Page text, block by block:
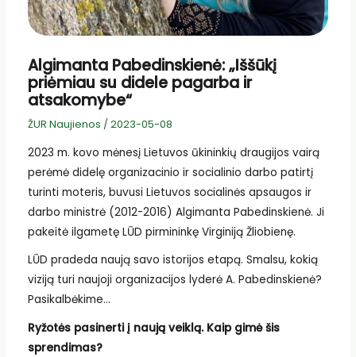
Algimanta Pabedinskienė: „Iššūkį
priėmiau su didele pagarba ir
atsakomybe“
ŽUR Naujienos / 2023-05-08
2023 m. kovo mėnesį Lietuvos ūkininkių draugijos vairą
perėmė didelę organizacinio ir socialinio darbo patirtį
turinti moteris, buvusi Lietuvos socialinės apsaugos ir
darbo ministrė (2012-2016) Algimanta Pabedinskienė. Ji
pakeitė ilgametę LŪD pirmininkę Virginiją Žliobienę.
LŪD pradeda naują savo istorijos etapą. Smalsu, kokią
viziją turi naujoji organizacijos lyderė A. Pabedinskienė?
Pasikalbėkime…
Ryžotės pasinerti į naują veiklą. Kaip gimė šis
sprendimas?